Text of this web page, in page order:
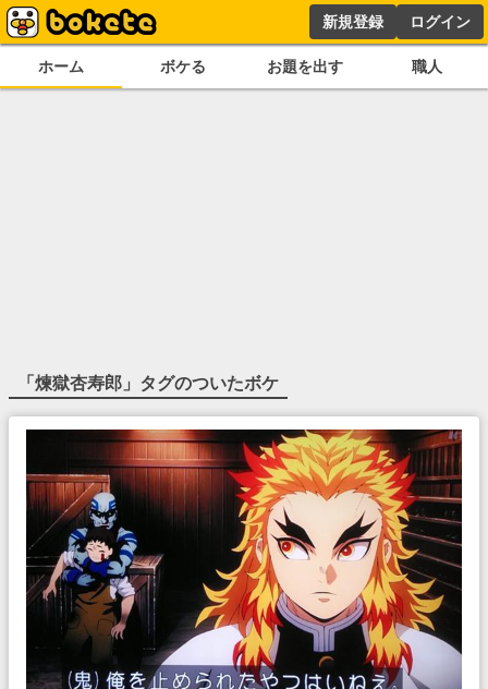
新規登録 ログイン
ホーム ボケる お題を出す 職人
「煉獄杏寿郎 」タグのついたボケ